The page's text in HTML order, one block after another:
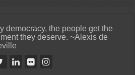
democracy, the people get the
they deserve. ~Alexis de